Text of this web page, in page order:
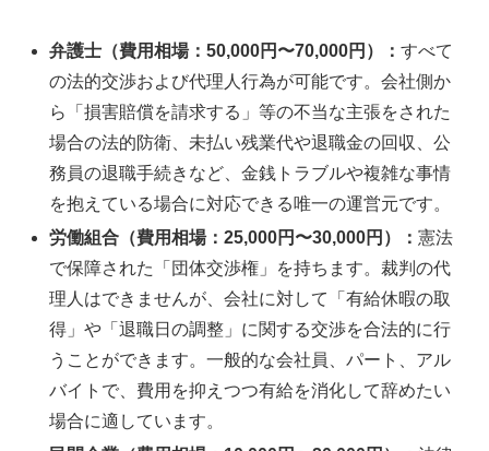
弁護士（費用相場：50,000円〜70,000円）：すべて
の法的交渉および代理人行為が可能です。会社側か
ら「損害賠償を請求する」等の不当な主張をされた
場合の法的防衛、未払い残業代や退職金の回収、公
務員の退職手続きなど、金銭トラブルや複雑な事情
を抱えている場合に対応できる唯一の運営元です。
労働組合（費用相場：25,000円〜30,000円）：憲法
で保障された「団体交渉権」を持ちます。裁判の代
理人はできませんが、会社に対して「有給休暇の取
得」や「退職日の調整」に関する交渉を合法的に行
うことができます。一般的な会社員、パート、アル
バイトで、費用を抑えつつ有給を消化して辞めたい
場合に適しています。